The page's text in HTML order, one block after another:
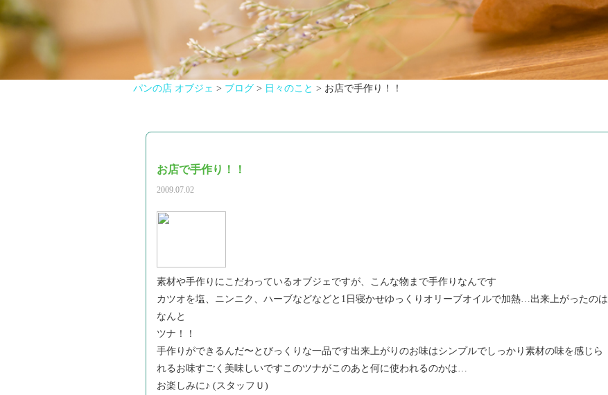
パンの店 オブジェ > ブログ > 日々のこと > お店で手作り！！
お店で手作り！！
2009.07.02
素材や手作りにこだわっているオブジェですが、こんな物まで手作りなんです
カツオを塩、ニンニク、ハーブなどなどと1日寝かせゆっくりオリーブオイルで加熱…出来上がったのは
なんと
ツナ！！
手作りができるんだ〜とびっくりな一品です出来上がりのお味はシンプルでしっかり素材の味を感じら
れるお味すごく美味しいですこのツナがこのあと何に使われるのかは…
お楽しみに♪ (スタッフＵ)